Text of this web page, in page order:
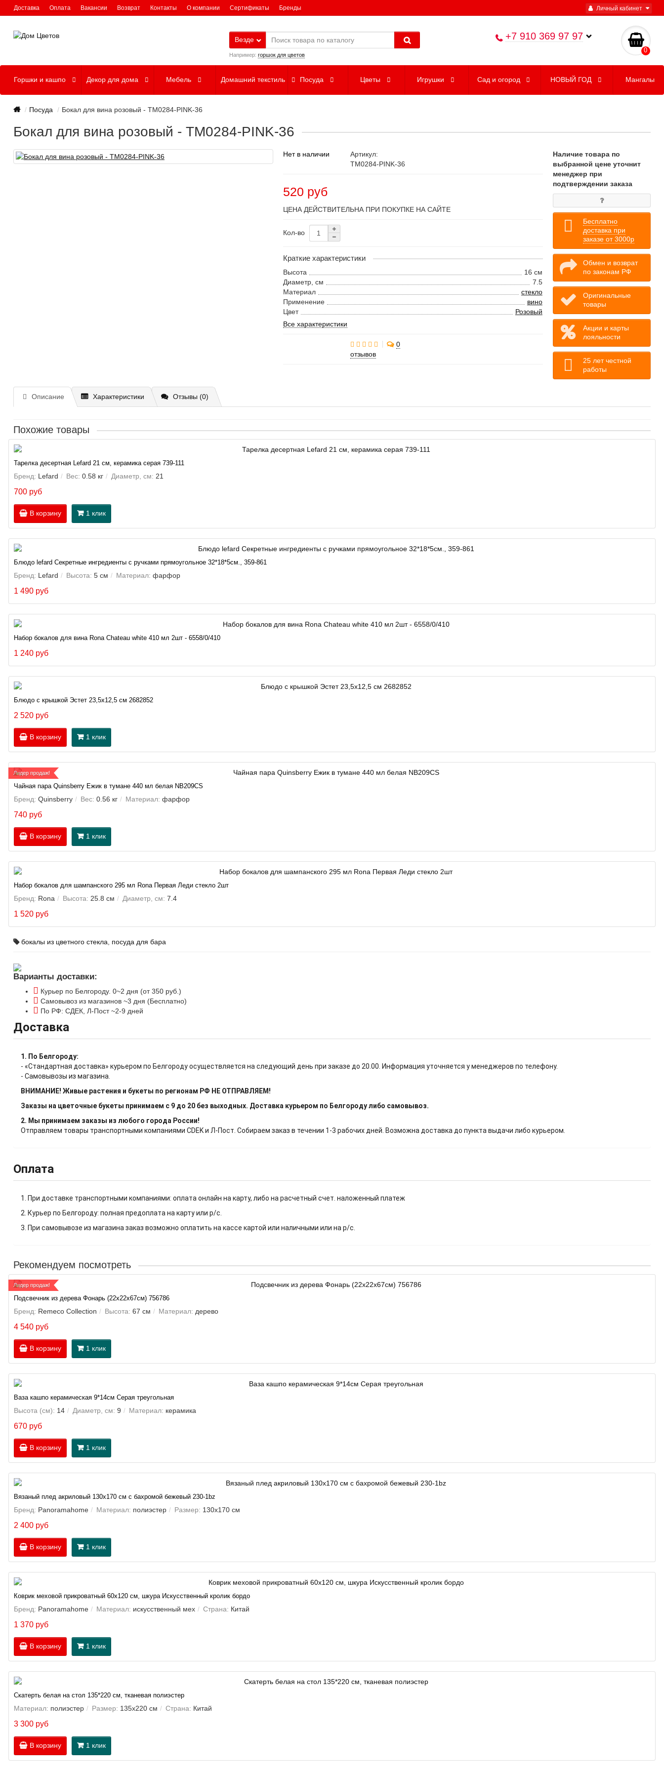
Личный кабинет
Доставка Оплата Вакансии Возврат Контакты О компании Сертификаты Бренды
+7 910 369 97 97
0
Везде
Например: горшок для цветов
Горшки и кашпо Декор для дома Мебель Домашний текстиль Посуда Цветы Игрушки Сад и огород НОВЫЙ ГОД Мангалы
Посуда Бокал для вина розовый - TM0284-PINK-36
Бокал для вина розовый - TM0284-PINK-36
Нет в наличии
Артикул:
TM0284-PINK-36
520 руб
ЦЕНА ДЕЙСТВИТЕЛЬНА ПРИ ПОКУПКЕ НА САЙТЕ
Кол-во
Краткие характеристики
Высота
16 см
Диаметр, см
7.5
Материал
стекло
Применение
вино
Цвет
Розовый
Все характеристики
0
отзывов
Наличие товара по
выбранной цене уточнит
менеджер при
подтверждении заказа
Бесплатно
доставка при
заказе от 3000р
Обмен и возврат
по законам РФ
Оригинальные
товары
Акции и карты
лояльности
25 лет честной
работы
Описание Характеристики Отзывы (0)
Похожие товары
Тарелка десертная Lefard 21 см, керамика серая 739-111
Бренд: Lefard Вес: 0.58 кг Диаметр, см: 21
700 руб
В корзину 1 клик
Блюдо lefard Секретные ингредиенты с ручками прямоугольное 32*18*5см., 359-861
Бренд: Lefard Высота: 5 см Материал: фарфор
1 490 руб
Набор бокалов для вина Rona Chateau white 410 мл 2шт - 6558/0/410
1 240 руб
Блюдо с крышкой Эстет 23,5х12,5 см 2682852
2 520 руб
В корзину 1 клик
Лидер продаж!
Чайная пара Quinsberry Ежик в тумане 440 мл белая NB209CS
Бренд: Quinsberry Вес: 0.56 кг Материал: фарфор
740 руб
В корзину 1 клик
Набор бокалов для шампанского 295 мл Rona Первая Леди стекло 2шт
Бренд: Rona Высота: 25.8 см Диаметр, см: 7.4
1 520 руб
бокалы из цветного стекла посуда для бара
Варианты доставки:
Курьер по Белгороду. 0~2 дня (от 350 руб.)
Самовывоз из магазинов ~3 дня (Бесплатно)
По РФ: СДЕК, Л-Пост ~2-9 дней
Доставка
1. По Белгороду:
- «Стандартная доставка» курьером по Белгороду осуществляется на следующий день при заказе до 20.00. Информация уточняется у менеджеров по телефону.
- Самовывозы из магазина.
ВНИМАНИЕ! Живые растения и букеты по регионам РФ НЕ ОТПРАВЛЯЕМ!
Заказы на цветочные букеты принимаем с 9 до 20 без выходных. Доставка курьером по Белгороду либо самовывоз.
2. Мы принимаем заказы из любого города России!
Отправляем товары транспортными компаниями CDEK и Л-Пост. Собираем заказ в течении 1-3 рабочих дней. Возможна доставка до пункта выдачи либо курьером.
Оплата
1. При доставке транспортными компаниями: оплата онлайн на карту, либо на расчетный счет. наложенный платеж
2. Курьер по Белгороду: полная предоплата на карту или р/с.
3. При самовывозе из магазина заказ возможно оплатить на кассе картой или наличными или на р/с.
Рекомендуем посмотреть
Лидер продаж!
Подсвечник из дерева Фонарь (22х22х67см) 756786
Бренд: Remeco Collection Высота: 67 см Материал: дерево
4 540 руб
В корзину 1 клик
Ваза кашпо керамическая 9*14см Серая треугольная
Высота (см): 14 Диаметр, см: 9 Материал: керамика
670 руб
В корзину 1 клик
Вязаный плед акриловый 130х170 см с бахромой бежевый 230-1bz
Бренд: Panoramahome Материал: полиэстер Размер: 130х170 см
2 400 руб
В корзину 1 клик
Коврик меховой прикроватный 60х120 см, шкура Искусственный кролик бордо
Бренд: Panoramahome Материал: искусственный мех Страна: Китай
1 370 руб
В корзину 1 клик
Скатерть белая на стол 135*220 см, тканевая полиэстер
Материал: полиэстер Размер: 135х220 см Страна: Китай
3 300 руб
В корзину 1 клик